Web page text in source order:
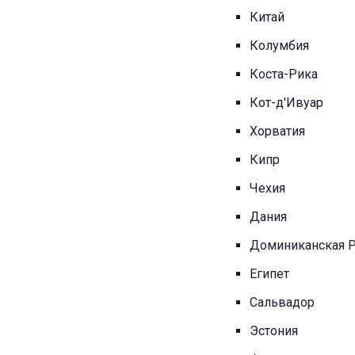
Китай
Колумбия
Коста-Рика
Кот-д'Ивуар
Хорватия
Кипр
Чехия
Дания
Доминиканская
Египет
Сальвадор
Эстония